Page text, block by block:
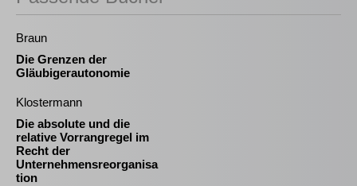
Braun
Die Grenzen der
Gläubigerautonomie
Klostermann
Die absolute und die
relative Vorrangregel im
Recht der
Unternehmensreorganisa
tion